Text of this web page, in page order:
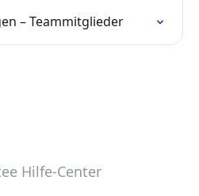
– Teammitglieder